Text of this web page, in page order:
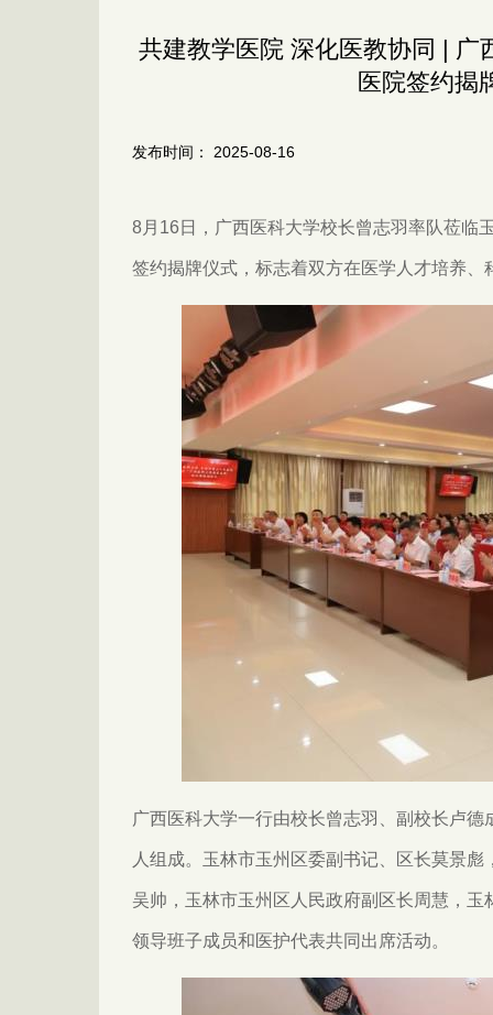
共建教学医院 深化医教协同 | 广
医院签约揭
发布时间： 2025-08-16
8月16日，广西医科大学校长曾志羽率队莅临
签约揭牌仪式，标志着双方在医学人才培养
广西医科大学一行由校长曾志羽、副校长卢
人组成。玉林市玉州区委副书记、区长莫景
吴帅，玉林市玉州区人民政府副区长周慧，
领导班子成员和医护代表共同出席活动。